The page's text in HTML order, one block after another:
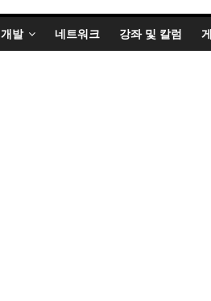
개발 네트워크 강좌 및 칼럼